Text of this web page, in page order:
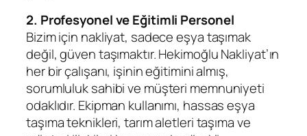
2. Profesyonel ve Eğitimli Personel
Bizim için nakliyat, sadece eşya taşımak
değil, güven taşımaktır. Hekimoğlu Nakliyat’ın
her bir çalışanı, işinin eğitimini almış,
sorumluluk sahibi ve müşteri memnuniyeti
odaklıdır. Ekipman kullanımı, hassas eşya
taşıma teknikleri, tarım aletleri taşıma ve